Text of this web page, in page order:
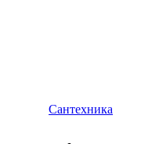
Сантехника